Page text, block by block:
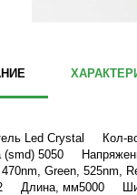
Led Crystal Кол-
(smd) 5050
Green,
Длина, мм5000